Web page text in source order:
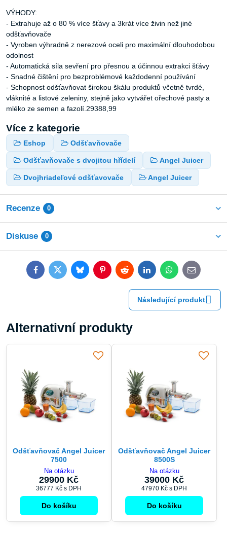
VÝHODY:
- Extrahuje až o 80 % více šťávy a 3krát více živin než jiné
odšťavňovače
- Vyroben výhradně z nerezové oceli pro maximální dlouhodobou
odolnost
- Automatická síla sevření pro přesnou a účinnou extrakci šťávy
- Snadné čištění pro bezproblémové každodenní používání
- Schopnost odšťavňovat širokou škálu produktů včetně tvrdé,
vláknité a listové zeleniny, stejně jako vytvářet ořechové pasty a
mléko ze semen a fazolí.29388,99
Více z kategorie
Eshop Odšťavňovače
Odšťavňovače s dvojitou hřídelí Angel Juicer
Dvojhriadeľové odšťavovače Angel Juicer
Recenze 0
Diskuse 0
FacebookTwitterBlueskyPinterestRedditLinkedInWhatsApp
E-
mail
Následující produkt
Alternativní produkty
Odšťavňovač Angel Juicer
7500
Na otázku
29900 Kč
36777 Kč s DPH
Do košíku
Odšťavňovač Angel Juicer
8500S
Na otázku
39000 Kč
47970 Kč s DPH
Do košíku